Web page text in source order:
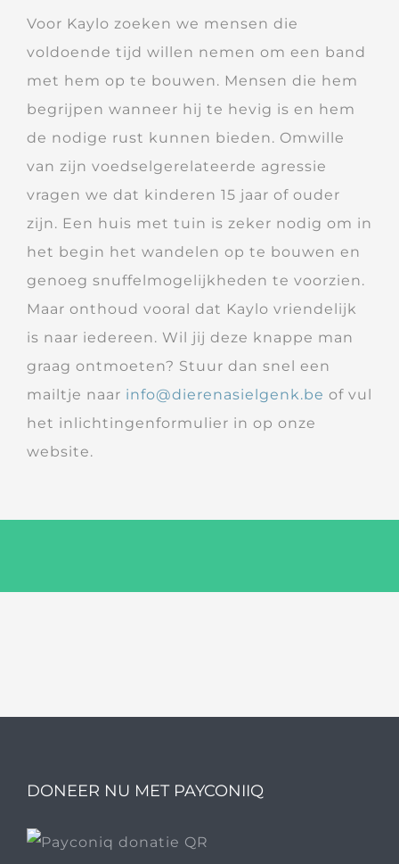
Voor Kaylo zoeken we mensen die
voldoende tijd willen nemen om een band
met hem op te bouwen. Mensen die hem
begrijpen wanneer hij te hevig is en hem
de nodige rust kunnen bieden. Omwille
van zijn voedselgerelateerde agressie
vragen we dat kinderen 15 jaar of ouder
zijn. Een huis met tuin is zeker nodig om in
het begin het wandelen op te bouwen en
genoeg snuffelmogelijkheden te voorzien.
Maar onthoud vooral dat Kaylo vriendelijk
is naar iedereen. Wil jij deze knappe man
graag ontmoeten? Stuur dan snel een
mailtje naar info@dierenasielgenk.be of vul
het inlichtingenformulier in op onze
website.
DONEER NU MET PAYCONIIQ